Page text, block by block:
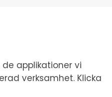
applikationer vi
verksamhet. Klicka